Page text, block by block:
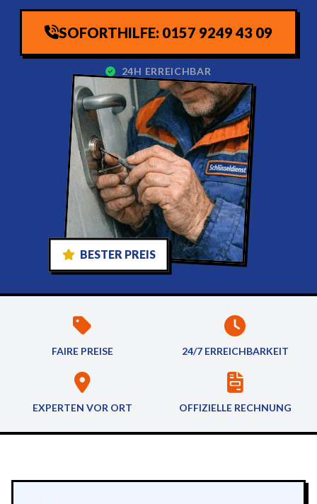
SOFORTHILFE: 0157 9249 43 09
24H ERREICHBAR
BESTER PREIS
FAIRE PREISE 24/7 ERREICHBARKEIT
EXPERTEN VOR ORT OFFIZIELLE RECHNUNG